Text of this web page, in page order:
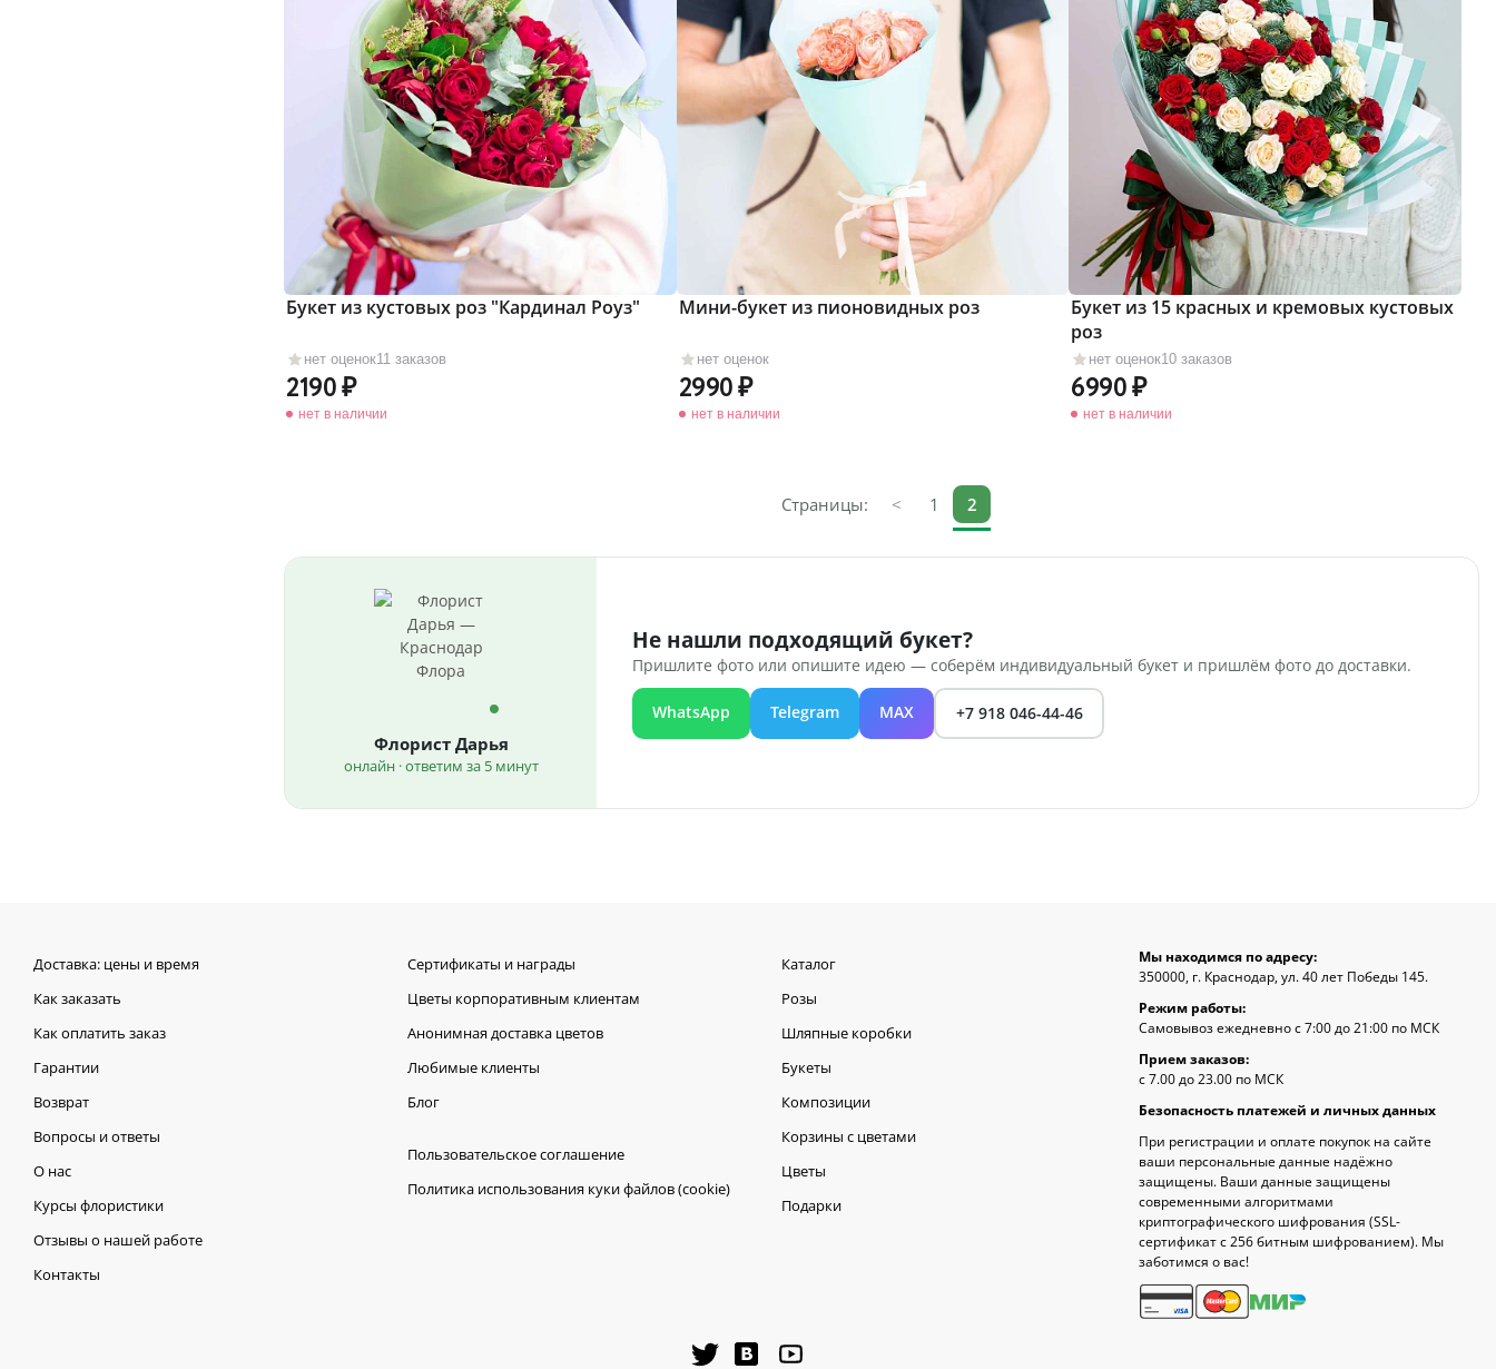
нет оценок11 заказов
Букет из кустовых роз "Кардинал Роуз"
2190
нет в наличии
нет оценок
Мини-букет из пионовидных роз
2990
нет в наличии
нет оценок10 заказов
Букет из 15 красных и кремовых кустовых
роз
6990
нет в наличии
Страницы: < 1 2
Флорист Дарья
онлайн · ответим за 5 минут
Не нашли подходящий букет?
Пришлите фото или опишите идею — соберём индивидуальный букет и пришлём фото до доставки.
WhatsApp Telegram MAX +7 918 046-44-46
Доставка: цены и время
Как заказать
Как оплатить заказ
Гарантии
Возврат
Вопросы и ответы
О нас
Курсы флористики
Отзывы о нашей работе
Контакты
Сертификаты и награды
Цветы корпоративным клиентам
Анонимная доставка цветов
Любимые клиенты
Блог
Пользовательское соглашение
Политика использования куки файлов (cookie)
Каталог
Розы
Шляпные коробки
Букеты
Композиции
Корзины с цветами
Цветы
Подарки
Мы находимся по адресу:
350000, г. Краснодар, ул. 40 лет Победы 145.
Режим работы:
Самовывоз ежедневно с 7:00 до 21:00 по МСК
Прием заказов:
с 7.00 до 23.00 по МСК
Безопасность платежей и личных данных
При регистрации и оплате покупок на сайте
ваши персональные данные надёжно
защищены. Ваши данные защищены
современными алгоритмами
криптографического шифрования (SSL-
сертификат c 256 битным шифрованием). Мы
заботимся о вас!